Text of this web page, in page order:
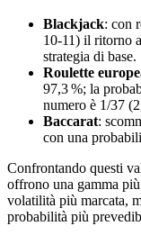
Blackjack: con
10‑11) il ritorno
strategia di base.
Roulette
97,3 %; la
numero è 1/37
Baccarat:
con una
Confrontando questi
offrono una gamma
volatilità più marcata,
probabilità più